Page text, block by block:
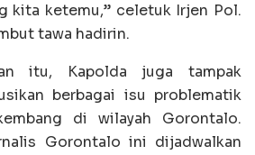
kita ketemu,” celetuk Irjen Pol.
tawa hadirin.
itu, Kapolda juga tampak
berbagai isu problematik
di wilayah Gorontalo.
Gorontalo ini dijadwalkan